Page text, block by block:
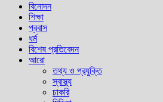
বিনোদন
শিক্ষা
প্রবাস
ধর্ম
বিশেষ প্রতিবেদন
আরো
তথ্য ও প্রযুক্তি
স্বাস্থ্য
চাকরি